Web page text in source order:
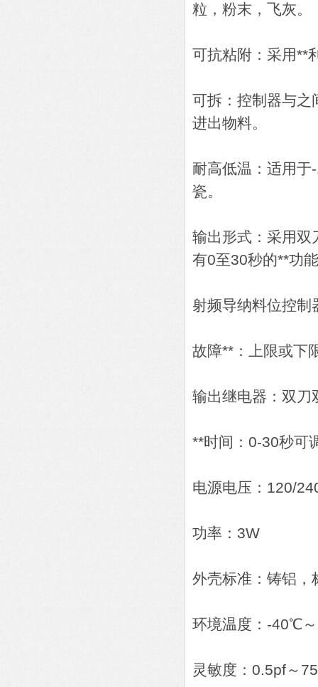
粒，粉末，飞灰。
可抗粘附：采用**
可拆：控制器与之
进出物料。
耐高低温：适用
瓷。
输出形式：采用双
有0至30秒的**功
射频导纳料位控制
故障**：上限或下
输出继电器：双刀
**时间：0-30秒可
电源电压：120/
功率：3W
外壳标准：铸铝，
环境温度：-40℃
灵敏度：0.5pf～